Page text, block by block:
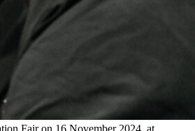
Fair on 16 November 2024, at